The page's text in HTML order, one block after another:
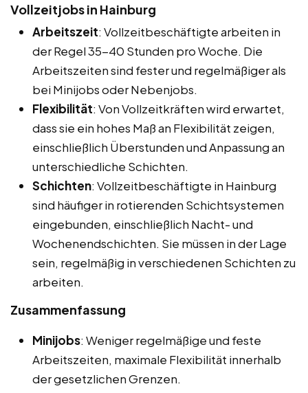
Vollzeitjobs in Hainburg
Arbeitszeit: Vollzeitbeschäftigte arbeiten in
der Regel 35-40 Stunden pro Woche. Die
Arbeitszeiten sind fester und regelmäßiger als
bei Minijobs oder Nebenjobs.
Flexibilität: Von Vollzeitkräften wird erwartet,
dass sie ein hohes Maß an Flexibilität zeigen,
einschließlich Überstunden und Anpassung an
unterschiedliche Schichten.
Schichten: Vollzeitbeschäftigte in Hainburg
sind häufiger in rotierenden Schichtsystemen
eingebunden, einschließlich Nacht- und
Wochenendschichten. Sie müssen in der Lage
sein, regelmäßig in verschiedenen Schichten zu
arbeiten.
Zusammenfassung
Minijobs: Weniger regelmäßige und feste
Arbeitszeiten, maximale Flexibilität innerhalb
der gesetzlichen Grenzen.